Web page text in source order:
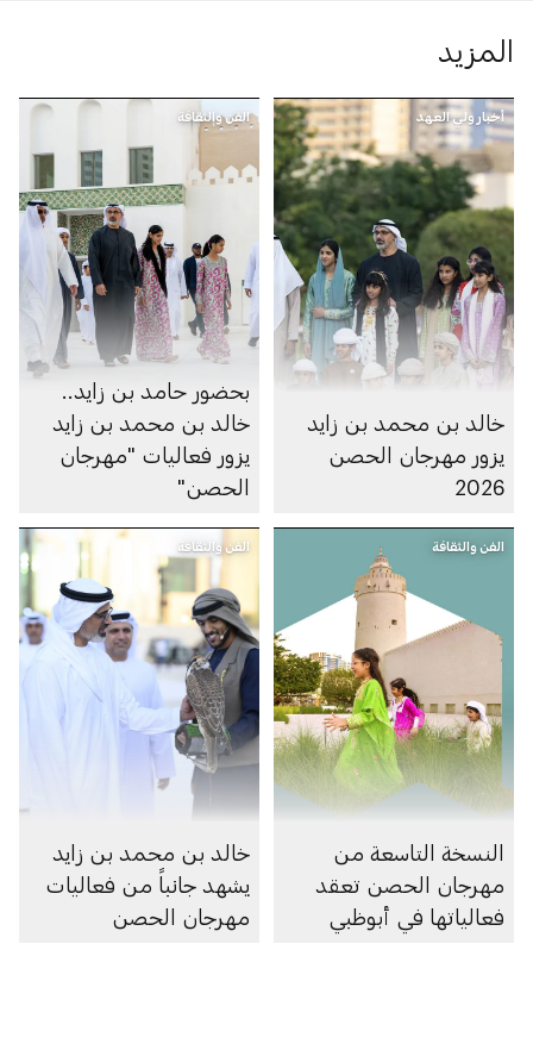
المزيد
أخبار ولي العهد
خالد بن محمد بن زايد
يزور مهرجان الحصن
2026
الفن والثقافة
بحضور حامد بن زايد..
خالد بن محمد بن زايد
يزور فعاليات "مهرجان
الحصن"
الفن والثقافة
النسخة التاسعة من
مهرجان الحصن تعقد
فعالياتها في أبوظبي
الفن والثقافة
خالد بن محمد بن زايد
يشهد جانباً من فعاليات
مهرجان الحصن